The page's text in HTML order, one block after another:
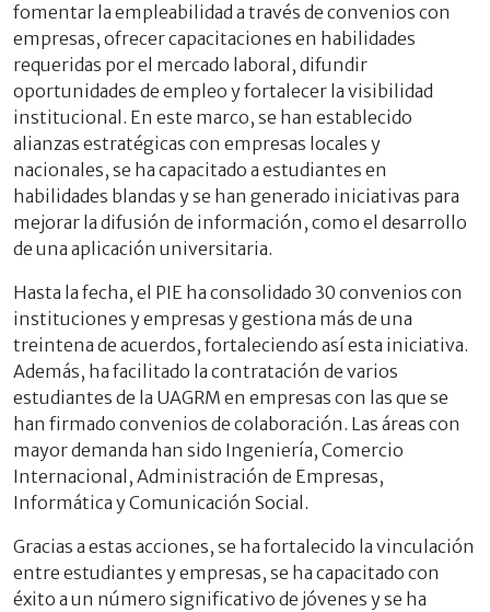
fomentar la empleabilidad a través de convenios con
empresas, ofrecer capacitaciones en habilidades
requeridas por el mercado laboral, difundir
oportunidades de empleo y fortalecer la visibilidad
institucional. En este marco, se han establecido
alianzas estratégicas con empresas locales y
nacionales, se ha capacitado a estudiantes en
habilidades blandas y se han generado iniciativas para
mejorar la difusión de información, como el desarrollo
de una aplicación universitaria.
Hasta la fecha, el PIE ha consolidado 30 convenios con
instituciones y empresas y gestiona más de una
treintena de acuerdos, fortaleciendo así esta iniciativa.
Además, ha facilitado la contratación de varios
estudiantes de la UAGRM en empresas con las que se
han firmado convenios de colaboración. Las áreas con
mayor demanda han sido Ingeniería, Comercio
Internacional, Administración de Empresas,
Informática y Comunicación Social.
Gracias a estas acciones, se ha fortalecido la vinculación
entre estudiantes y empresas, se ha capacitado con
éxito a un número significativo de jóvenes y se ha